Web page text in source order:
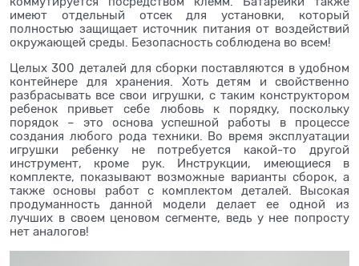
имеют отдельный отсек для установки, который
полностью защищает источник питания от воздействий
окружающей среды. Безопасность соблюдена во всем!
Целых 300 деталей для сборки поставляются в удобном
контейнере для хранения. Хоть детям и свойственно
разбрасывать все свои игрушки, с таким конструктором
ребенок привьет себе любовь к порядку, поскольку
порядок – это основа успешной работы в процессе
создания любого рода техники. Во время эксплуатации
игрушки ребенку не потребуется какой-то другой
инструмент, кроме рук. Инструкции, имеющиеся в
комплекте, показывают возможные варианты сборок, а
также основы работ с комплектом деталей. Высокая
продуманность данной модели делает ее одной из
лучших в своем ценовом сегменте, ведь у нее попросту
нет аналогов!